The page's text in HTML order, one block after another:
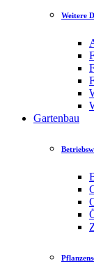
Weitere
Gartenbau